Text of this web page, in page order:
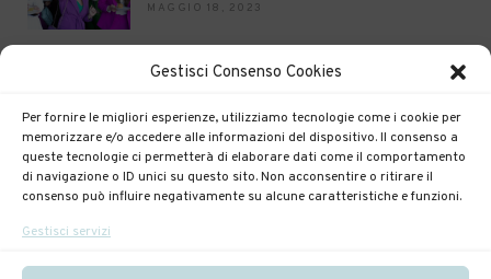
Gestisci Consenso Cookies
Per fornire le migliori esperienze, utilizziamo tecnologie come i cookie per
memorizzare e/o accedere alle informazioni del dispositivo. Il consenso a
queste tecnologie ci permetterà di elaborare dati come il comportamento
di navigazione o ID unici su questo sito. Non acconsentire o ritirare il
consenso può influire negativamente su alcune caratteristiche e funzioni.
Gestisci servizi
MAGGIO 18, 2023
Gaslighinting! Dipendenza affettiva
SVILUPPO DEL LINGUAGGIO E
RELAZIONE CON IL CIBO QUANDO
PREOCCUPARCI? OSSERVIAMO I